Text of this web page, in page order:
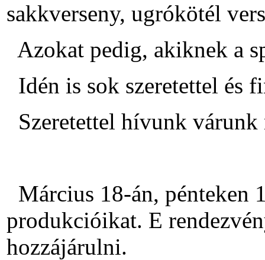
sakkverseny, ugrókötél
Azokat pedig, akiknek a
Idén is sok szeretettel és
Szeretettel hívunk
Március 18-án, pénteken
produkcióikat. E
hozzájárulni.